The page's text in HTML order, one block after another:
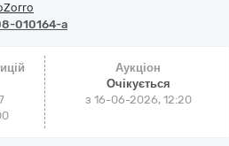
010164-a
Аукціон
Очікується
з 16-06-2026, 12:20